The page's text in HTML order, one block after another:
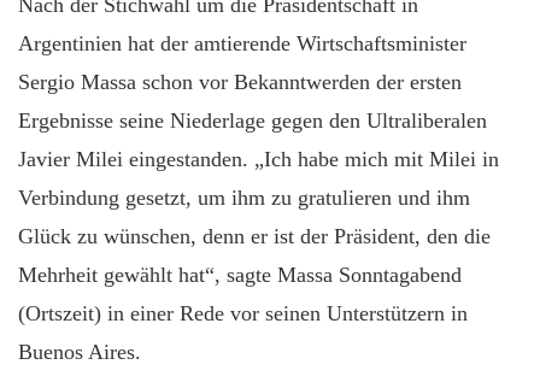
Argentinien hat der amtierende Wirtschaftsminister
Sergio Massa schon vor Bekanntwerden der ersten
Ergebnisse seine Niederlage gegen den Ultraliberalen
Javier Milei eingestanden. „Ich habe mich mit Milei in
Verbindung gesetzt, um ihm zu gratulieren und ihm
Glück zu wünschen, denn er ist der Präsident, den die
Mehrheit gewählt hat“, sagte Massa Sonntagabend
(Ortszeit) in einer Rede vor seinen Unterstützern in
Buenos Aires.